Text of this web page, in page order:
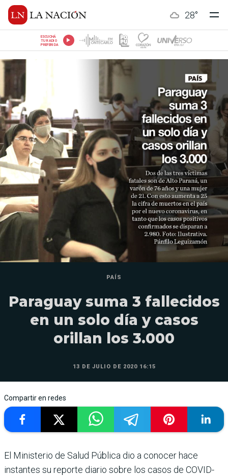
28°
ESCUCHÁ
TU RADIO
PREFERIDA
PAÍS
Paraguay suma 3 fallecidos
en un solo día y casos
orillan los 3.000
13 DE JULIO DE 2020 16:15
Compartir en redes
El Ministerio de Salud Pública dio a conocer hace
instantes su reporte diario sobre los casos de COVID-